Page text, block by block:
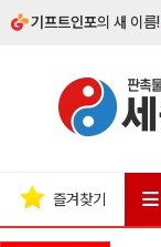
기프트인포의 새 이름!
즐겨찾기